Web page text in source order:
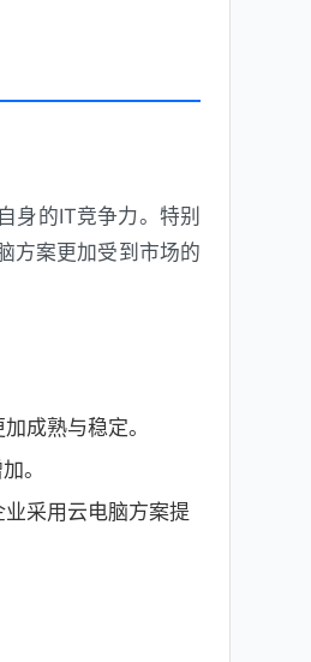
身的IT竞争力。特别
方案更加受到市场的
成熟与稳定。
。
采用云电脑方案提